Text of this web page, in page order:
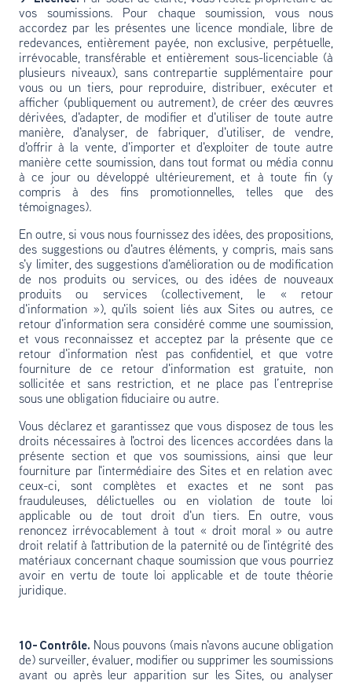
vos soumissions. Pour chaque soumission, vous nous
accordez par les présentes une licence mondiale, libre de
redevances, entièrement payée, non exclusive, perpétuelle,
irrévocable, transférable et entièrement sous-licenciable (à
plusieurs niveaux), sans contrepartie supplémentaire pour
vous ou un tiers, pour reproduire, distribuer, exécuter et
afficher (publiquement ou autrement), de créer des œuvres
dérivées, d'adapter, de modifier et d'utiliser de toute autre
manière, d'analyser, de fabriquer, d'utiliser, de vendre,
d'offrir à la vente, d'importer et d'exploiter de toute autre
manière cette soumission, dans tout format ou média connu
à ce jour ou développé ultérieurement, et à toute fin (y
compris à des fins promotionnelles, telles que des
témoignages).
En outre, si vous nous fournissez des idées, des propositions,
des suggestions ou d'autres éléments, y compris, mais sans
s'y limiter, des suggestions d'amélioration ou de modification
de nos produits ou services, ou des idées de nouveaux
produits ou services (collectivement, le « retour
d'information »), qu'ils soient liés aux Sites ou autres, ce
retour d'information sera considéré comme une soumission,
et vous reconnaissez et acceptez par la présente que ce
retour d'information n'est pas confidentiel, et que votre
fourniture de ce retour d'information est gratuite, non
sollicitée et sans restriction, et ne place pas l’entreprise
sous une obligation fiduciaire ou autre.
Vous déclarez et garantissez que vous disposez de tous les
droits nécessaires à l'octroi des licences accordées dans la
présente section et que vos soumissions, ainsi que leur
fourniture par l'intermédiaire des Sites et en relation avec
ceux-ci, sont complètes et exactes et ne sont pas
frauduleuses, délictuelles ou en violation de toute loi
applicable ou de tout droit d'un tiers. En outre, vous
renoncez irrévocablement à tout « droit moral » ou autre
droit relatif à l'attribution de la paternité ou de l'intégrité des
matériaux concernant chaque soumission que vous pourriez
avoir en vertu de toute loi applicable et de toute théorie
juridique.
10- Contrôle. Nous pouvons (mais n'avons aucune obligation
de) surveiller, évaluer, modifier ou supprimer les soumissions
avant ou après leur apparition sur les Sites, ou analyser